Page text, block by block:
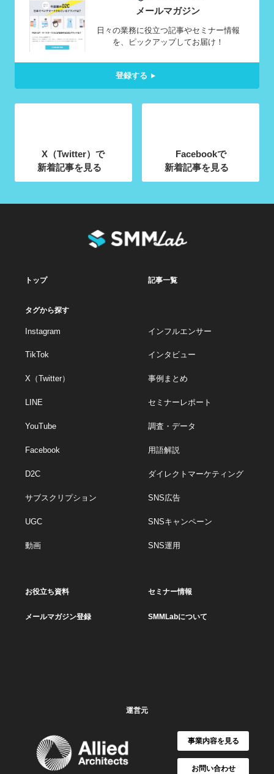
メールマガジン
日々の業務に役立つ記事やセミナー情報
を、ピックアップしてお届け！
登録する
X（Twitter）で
新着記事を見る
Facebookで
新着記事を見る
トップ 記事一覧
タグから探す
Instagram
TikTok
X（Twitter）
LINE
YouTube
Facebook
D2C
サブスクリプション
UGC
動画
インフルエンサー
インタビュー
事例まとめ
セミナーレポート
調査・データ
用語解説
ダイレクトマーケティング
SNS広告
SNSキャンペーン
SNS運用
お役立ち資料 セミナー情報
メールマガジン登録 SMMLabについて
運営元
事業内容を見る
お問い合わせ